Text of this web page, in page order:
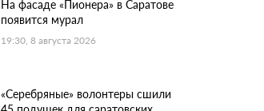
На фасаде «Пионера» в Саратове
появится мурал
19:30, 8 августа 2026
«Серебряные» волонтеры сшили